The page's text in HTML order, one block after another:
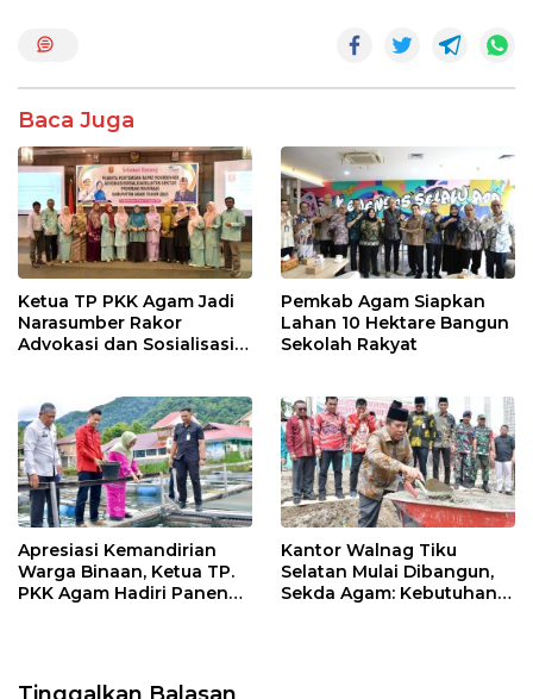
k p
Baca Juga
Ketua TP PKK Agam Jadi
Narasumber Rakor
Advokasi dan Sosialisasi
Pemkab Agam Siapkan
Lahan 10 Hektare Bangun
Sekolah Rakyat
Apresiasi Kemandirian
Warga Binaan, Ketua TP.
PKK Agam Hadiri Panen
Kantor Walnag Tiku
Selatan Mulai Dibangun,
Sekda Agam: Kebutuhan